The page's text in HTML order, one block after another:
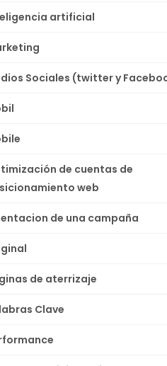
artificial
Sociales (twitter y
de cuentas de
web
de una campaña
de aterrizaje
Clave